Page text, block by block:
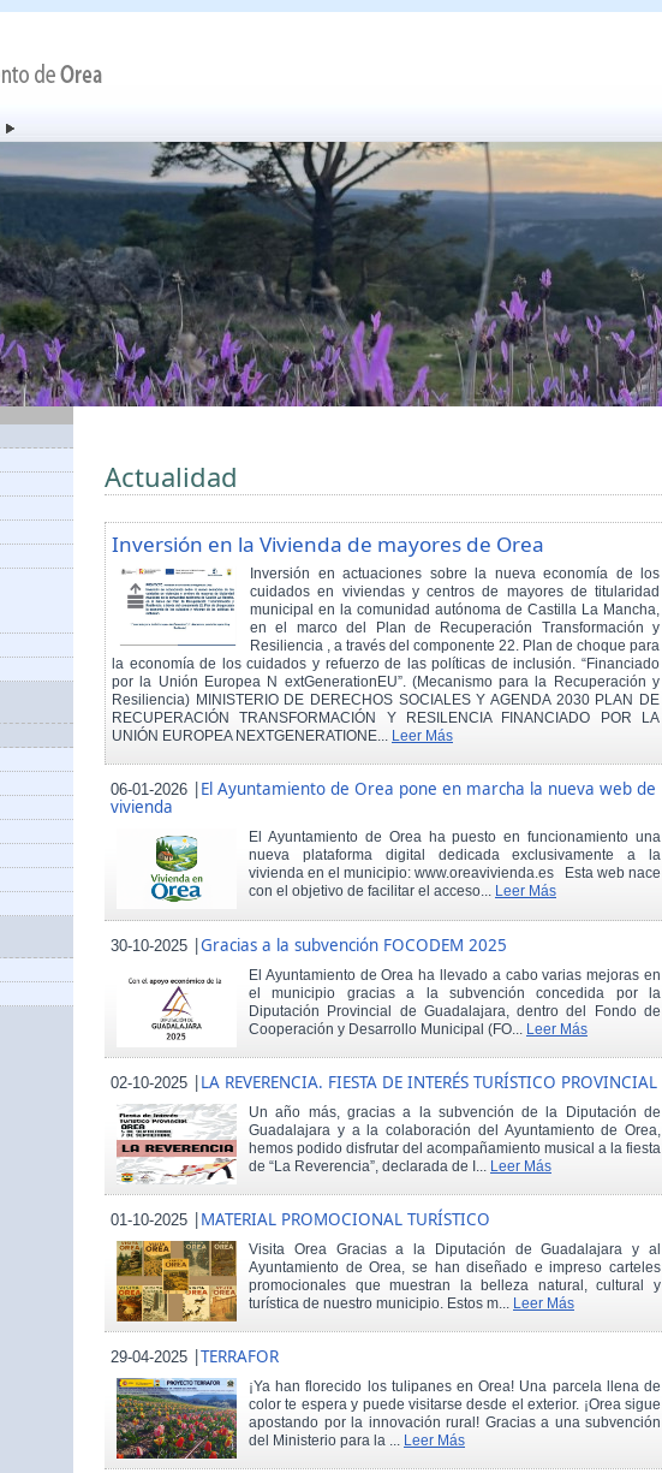
Actualidad
Inversión en la Vivienda de mayores de Orea
Inversión en actuaciones sobre la nueva economía de los
cuidados en viviendas y centros de mayores de titularidad
municipal en la comunidad autónoma de Castilla La Mancha,
en el marco del Plan de Recuperación Transformación y
Resiliencia , a través del componente 22. Plan de choque para
la economía de los cuidados y refuerzo de las políticas de inclusión. “Financiado
por la Unión Europea N extGenerationEU”. (Mecanismo para la Recuperación y
Resiliencia) MINISTERIO DE DERECHOS SOCIALES Y AGENDA 2030 PLAN DE
RECUPERACIÓN TRANSFORMACIÓN Y RESILENCIA FINANCIADO POR LA
UNIÓN EUROPEA NEXTGENERATIONE... Leer Más
06-01-2026 |El Ayuntamiento de Orea pone en marcha la nueva web de
vivienda
El Ayuntamiento de Orea ha puesto en funcionamiento una
nueva plataforma digital dedicada exclusivamente a la
vivienda en el municipio: www.oreavivienda.es Esta web nace
con el objetivo de facilitar el acceso... Leer Más
30-10-2025 |Gracias a la subvención FOCODEM 2025
El Ayuntamiento de Orea ha llevado a cabo varias mejoras en
el municipio gracias a la subvención concedida por la
Diputación Provincial de Guadalajara, dentro del Fondo de
Cooperación y Desarrollo Municipal (FO... Leer Más
02-10-2025 |LA REVERENCIA. FIESTA DE INTERÉS TURÍSTICO PROVINCIAL
Un año más, gracias a la subvención de la Diputación de
Guadalajara y a la colaboración del Ayuntamiento de Orea,
hemos podido disfrutar del acompañamiento musical a la fiesta
de “La Reverencia”, declarada de I... Leer Más
01-10-2025 |MATERIAL PROMOCIONAL TURÍSTICO
Visita Orea Gracias a la Diputación de Guadalajara y al
Ayuntamiento de Orea, se han diseñado e impreso carteles
promocionales que muestran la belleza natural, cultural y
turística de nuestro municipio. Estos m... Leer Más
29-04-2025 |TERRAFOR
¡Ya han florecido los tulipanes en Orea! Una parcela llena de
color te espera y puede visitarse desde el exterior. ¡Orea sigue
apostando por la innovación rural! Gracias a una subvención
del Ministerio para la ... Leer Más